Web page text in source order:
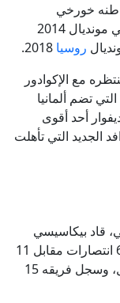
خورخي
سامباولي مرتين، الأولى مع منتخب تشيلي في مونديال 2014
روسيا
مع الإكوادور
تضم ألمانيا
أحد أقوى
الجديد التي تأهلت
قاد بيكاسيسي
منتخب الإكوادور في 18 مباراة، حقق خلالها 6 انتصارات مقابل 11
تعادلاً مقابل خسارة وحيدة فقط أمام البرازيل، وسجل فريقه 15